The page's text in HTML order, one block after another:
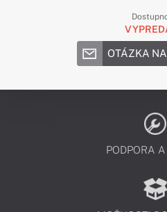
OTÁZKA
PODPORA